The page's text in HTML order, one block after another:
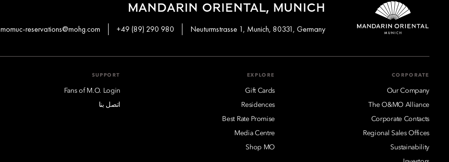
MANDARIN ORIENTAL, MUNICH
Neuturmstrasse 1, Munich, 80331, Germany
+49 (89) 290 980
momuc-reservations@mohg.com
CORPORATE
Our Company
The O&MO Alliance
Corporate Contacts
Regional Sales Offices
Sustainability
EXPLORE
Gift Cards
Residences
Best Rate Promise
Media Centre
Shop MO
SUPPORT
Fans of M.O. Login
اتصل بنا